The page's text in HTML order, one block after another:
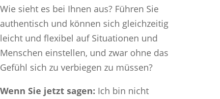
Wie sieht es bei Ihnen aus? Führen Sie
authentisch und können sich gleichzeitig
leicht und flexibel auf Situationen und
Menschen einstellen, und zwar ohne das
Gefühl sich zu verbiegen zu müssen?
Wenn Sie jetzt sagen: Ich bin nicht